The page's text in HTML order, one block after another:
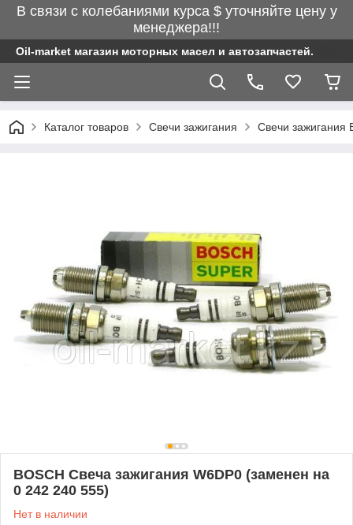
В связи с колебаниями курса $ уточняйте цену у
менеджера!!!
Oil-market магазин моторных масел и автозапчастей.
Каталог товаров Свечи зажигания Свечи зажигания
BOSCH Свеча зажигания W6DP0 (заменен на
0 242 240 555)
Нет в наличии